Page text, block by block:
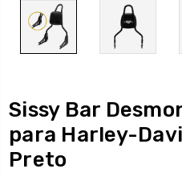
Sissy Bar
para Harley-
Preto